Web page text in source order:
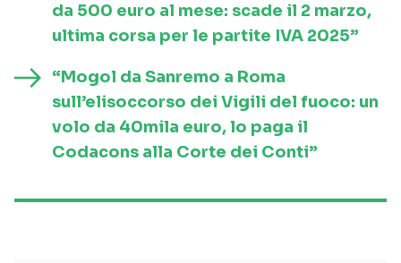
da 500 euro al mese: scade il 2 marzo,
ultima corsa per le partite IVA 2025”
“Mogol da Sanremo a Roma
sull’elisoccorso dei Vigili del fuoco: un
volo da 40mila euro, lo paga il
Codacons alla Corte dei Conti”